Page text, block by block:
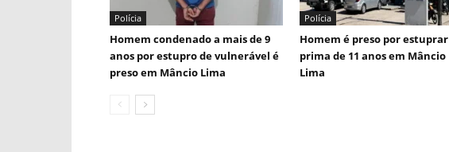
Polícia
Homem condenado a mais de 9
anos por estupro de vulnerável é
preso em Mâncio Lima
Polícia
Homem é preso por estuprar
prima de 11 anos em Mâncio
Lima